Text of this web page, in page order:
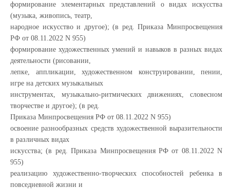
формирование элементарных представлений о видах искусства
(музыка, живопись, театр,
народное искусство и другое); (в ред. Приказа Минпросвещения
РФ от 08.11.2022 N 955)
формирование художественных умений и навыков в разных видах
деятельности (рисовании,
лепке, аппликации, художественном конструировании, пении,
игре на детских музыкальных
инструментах, музыкально-ритмических движениях, словесном
творчестве и другое); (в ред.
Приказа Минпросвещения РФ от 08.11.2022 N 955)
освоение разнообразных средств художественной выразительности
в различных видах
искусства; (в ред. Приказа Минпросвещения РФ от 08.11.2022 N
955)
реализацию художественно-творческих способностей ребенка в
повседневной жизни и